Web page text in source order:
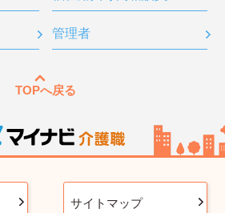
管理者
TOPへ戻る
サイトマップ